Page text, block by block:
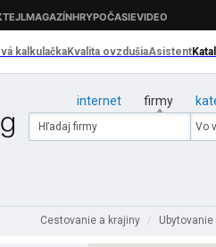
internet firmy
Cestovanie a krajiny / Ubytovanie